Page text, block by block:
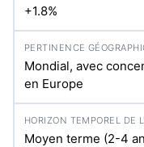
+1.8%
Mondial, avec
en Europe
Moyen terme (2-4